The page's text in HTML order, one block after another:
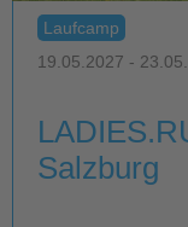
Laufcamp
19.05.2027 -
Salzburg